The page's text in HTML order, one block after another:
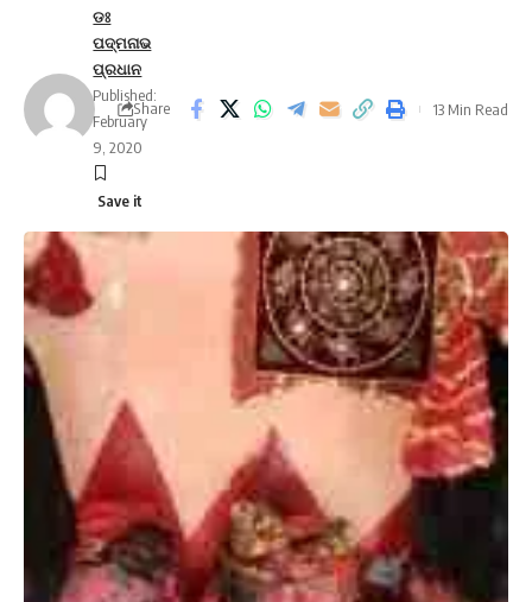
ଡଃ
ପଦ୍ମନାଭ
ପ୍ରଧାନ
Published:
February
9, 2020
Share 13 Min Read